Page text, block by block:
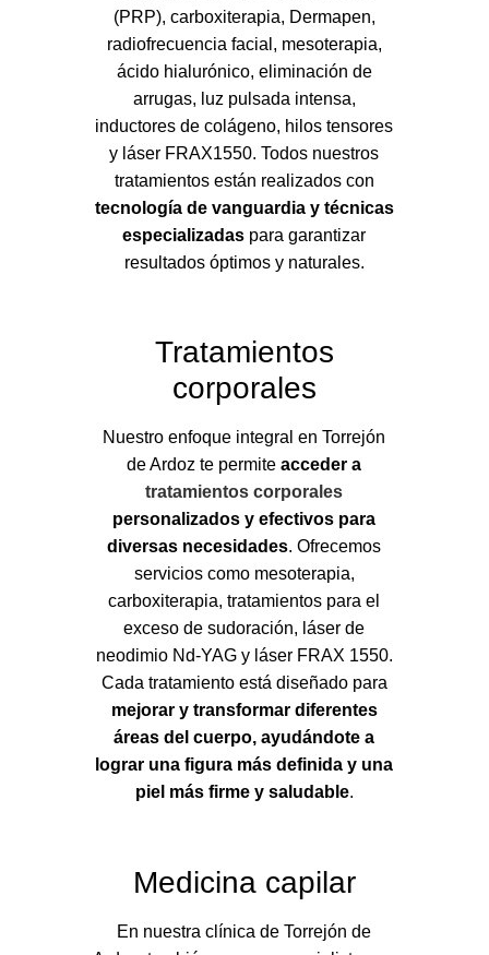
(PRP), carboxiterapia, Dermapen,
radiofrecuencia facial, mesoterapia,
ácido hialurónico, eliminación de
arrugas, luz pulsada intensa,
inductores de colágeno, hilos tensores
y láser FRAX1550. Todos nuestros
tratamientos están realizados con
tecnología de vanguardia y técnicas
especializadas para garantizar
resultados óptimos y naturales.
Tratamientos
corporales
Nuestro enfoque integral en Torrejón
de Ardoz te permiteacceder a
tratamientos corporales
personalizados y efectivos para
diversas necesidades. Ofrecemos
servicios como mesoterapia,
carboxiterapia, tratamientos para el
exceso de sudoración, láser de
neodimio Nd-YAG y láser FRAX 1550.
Cada tratamiento está diseñado para
mejorar y transformar diferentes
áreas del cuerpo, ayudándote a
lograr una figura más definida y una
piel más firme y saludable.
Medicina capilar
En nuestra clínica de Torrejón de